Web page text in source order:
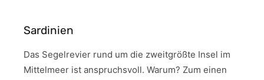
Sardinien
Das Segelrevier rund um die zweitgrößte Insel im
Mittelmeer ist anspruchsvoll. Warum? Zum einen